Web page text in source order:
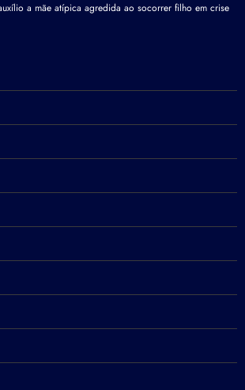
a mãe atípica agredida ao socorrer filho em crise